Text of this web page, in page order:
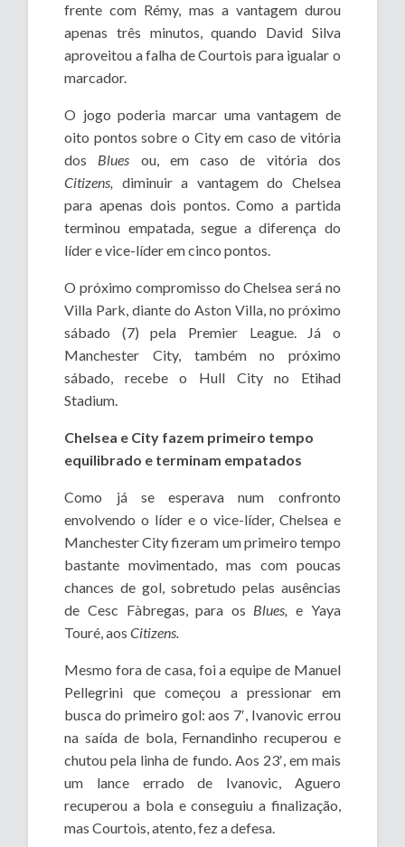
frente com Rémy, mas a vantagem durou
apenas três minutos, quando David Silva
aproveitou a falha de Courtois para igualar o
marcador.
O jogo poderia marcar uma vantagem de
oito pontos sobre o City em caso de vitória
dos Blues ou, em caso de vitória dos
Citizens, diminuir a vantagem do Chelsea
para apenas dois pontos. Como a partida
terminou empatada, segue a diferença do
líder e vice-líder em cinco pontos.
O próximo compromisso do Chelsea será no
Villa Park, diante do Aston Villa, no próximo
sábado (7) pela Premier League. Já o
Manchester City, também no próximo
sábado, recebe o Hull City no Etihad
Stadium.
Chelsea e City fazem primeiro tempo
equilibrado e terminam empatados
Como já se esperava num confronto
envolvendo o líder e o vice-líder, Chelsea e
Manchester City fizeram um primeiro tempo
bastante movimentado, mas com poucas
chances de gol, sobretudo pelas ausências
de Cesc Fàbregas, para os Blues,e Yaya
Touré, aosCitizens.
Mesmo fora de casa, foi a equipe de Manuel
Pellegrini que começou a pressionar em
busca do primeiro gol: aos 7′, Ivanovic errou
na saída de bola, Fernandinho recuperou e
chutou pela linha de fundo. Aos 23′, em mais
um lance errado de Ivanovic, Aguero
recuperou a bola e conseguiu a finalização,
mas Courtois, atento, fez a defesa.